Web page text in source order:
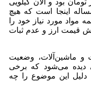
مساله اینجا است که هیچ
مواد مورد نیاز خود را
قیمت ارز و عدم ثبات
ماشین‌آلات، وضعیت
دیده می‌شود که برخی
این موضوع را چه